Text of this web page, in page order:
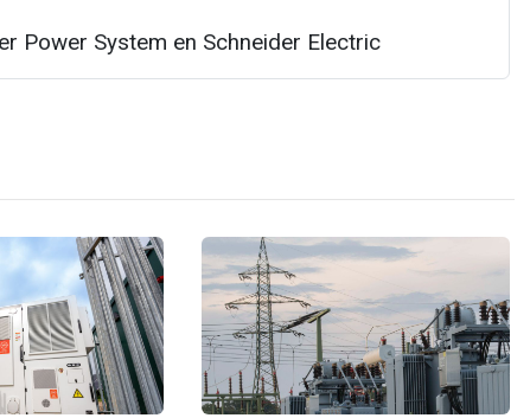
Power System en Schneider Electric